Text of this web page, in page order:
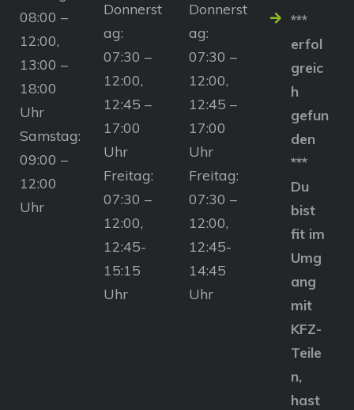
08:00 –
12:00,
13:00 –
18:00
Uhr
Samstag:
09:00 –
12:00
Uhr
Donnerst
ag:
07:30 –
12:00,
12:45 –
17:00
Uhr
Freitag:
07:30 –
12:00,
12:45-
15:15
Uhr
Donnerst
ag:
07:30 –
12:00,
12:45 –
17:00
Uhr
Freitag:
07:30 –
12:00,
12:45-
14:45
Uhr
***
erfol
greic
h
gefun
den
***
Du
bist
fit im
Umg
ang
mit
KFZ-
Teile
n,
hast